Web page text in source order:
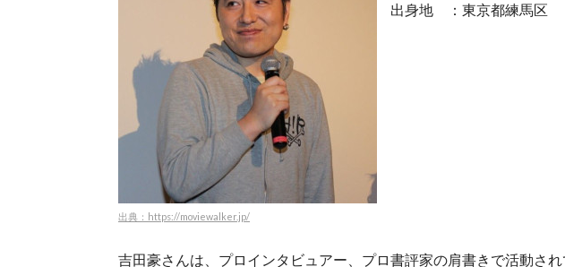
出典：https://moviewalker.jp/
出身地 ：東京都練馬区
吉田豪さんは、プロインタビュアー、プロ書評家の肩書きで活動され